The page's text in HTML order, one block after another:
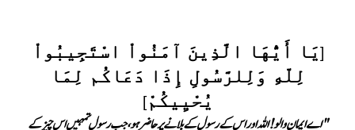
[يَا أَيُّهَا الَّذِينَ آمَنُواْ اسْتَجِيبُواْ
لِلّهِ وَلِلرَّسُولِ إِذَا دَعَاكُم لِمَا
يُحْيِيكُمْ]
"اے ایمان والو! اللہ اور اس کے رسول کے بلانے پر حاضر ہو ،جب رسول تمہیں اس چیز کے